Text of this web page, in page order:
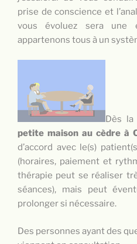
prise de conscience et
vous évoluez sera une
appartenons tous à un
Dès
petite maison au cèdre à
d’accord avec le(s)
(horaires, paiement et
thérapie peut se réaliser
séances), mais peut
prolonger si nécessaire.
Des personnes ayant des